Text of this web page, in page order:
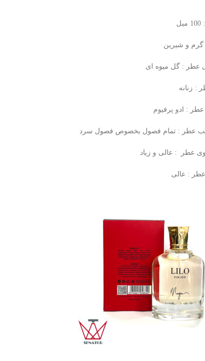
و شیرین
عطر : گل میوه ای
: زنانه
: ادو پرفیوم
عطر : تمام فصول بخصوص فصول سرد
عطر : عالی و زیاد
: عالی